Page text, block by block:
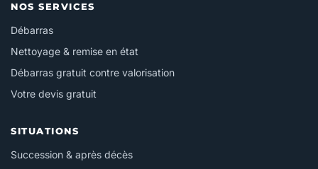
NOS SERVICES
Débarras
Nettoyage & remise en état
Débarras gratuit contre valorisation
Votre devis gratuit
SITUATIONS
Succession & après décès